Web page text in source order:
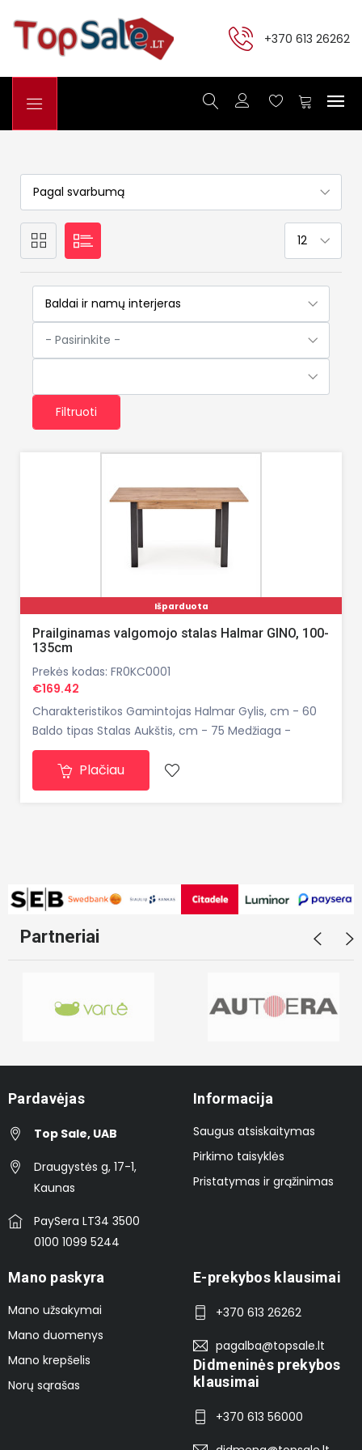
+370 613 26262
Filtruoti
Išparduota
Prailginamas valgomojo stalas Halmar GINO, 100-
135cm
Prekės kodas: FR0KC0001
€169.42
Charakteristikos Gamintojas Halmar Gylis, cm - 60
Baldo tipas Stalas Aukštis, cm - 75 Medžiaga -
Medžio drožlių plokštė (MDP) Plotis, cm - 135 Spalva -
Juoda, Ruda Pakuočių skaičius 1 Prekės kategorija
Plačiau
Partneriai
Pardavėjas
Top Sale, UAB
Draugystės g, 17-1,
Kaunas
PaySera LT34 3500
0100 1099 5244
Informacija
Saugus atsiskaitymas
Pirkimo taisyklės
Pristatymas ir grąžinimas
Mano paskyra
Mano užsakymai
Mano duomenys
Mano krepšelis
Norų sąrašas
E-prekybos klausimai
+370 613 26262
pagalba@topsale.lt
Didmeninės prekybos
klausimai
+370 613 56000